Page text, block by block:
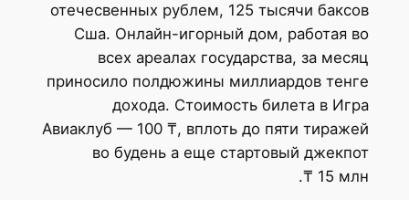
отечесвенных рублем, 125 тысячи баксов
Сша. Онлайн-игорный дом, работая во
всех ареалах государства, за месяц
приносило полдюжины миллиардов тенге
дохода. Стоимость билета в Игра
Авиаклуб — 100 ₸, вплоть до пяти тиражей
во будень а еще стартовый джекпот
15 млн ₸.